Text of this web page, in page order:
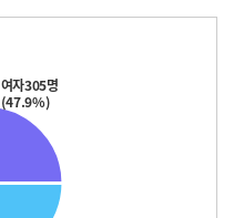
여자305명
(47.9%)